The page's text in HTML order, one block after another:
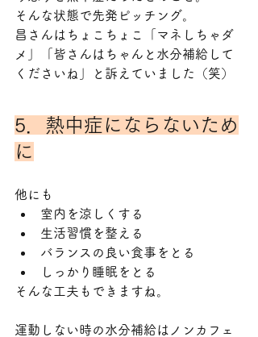
そんな状態で先発ピッチング。
昌さんはちょこちょこ「マネしちゃダ
メ」「皆さんはちゃんと水分補給して
くださいね」と訴えていました（笑）
5．熱中症にならないため
に
他にも
室内を涼しくする
生活習慣を整える
バランスの良い食事をとる
しっかり睡眠をとる
そんな工夫もできますね。
運動しない時の水分補給はノンカフェ